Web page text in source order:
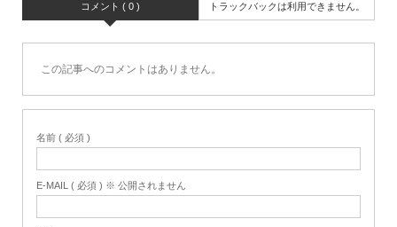
コメント ( 0 ) トラックバックは利用できません。
この記事へのコメントはありません。
名前 ( 必須 )
E-MAIL ( 必須 ) ※ 公開されません